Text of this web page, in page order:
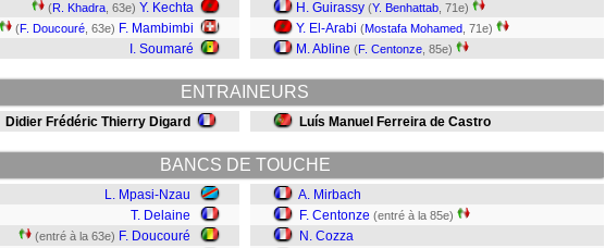
(R. Khadra , 63e) Y. Kechta
(F. Doucouré , 63e) F. Mambimbi
I. Soumaré
H. Guirassy (Y. Benhattab , 71e)
Y. El-Arabi (Mostafa Mohamed , 71e)
M. Abline (F. Centonze , 85e)
ENTRAINEURS
Didier Frédéric Thierry Digard Luís Manuel Ferreira de Castro
BANCS DE TOUCHE
L. Mpasi-Nzau
T. Delaine
(entré à la 63e) F. Doucouré
A. Mirbach
F. Centonze (entré à la 85e)
N. Cozza